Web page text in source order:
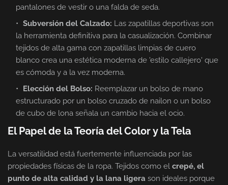
pantalones de vestir o una falda de seda.
Subversión del Calzado: Las zapatillas deportivas son
la herramienta definitiva para la casualización. Combinar
tejidos de alta gama con zapatillas limpias de cuero
blanco crea una estética moderna de 'estilo callejero' que
es cómoda y a la vez moderna.
Elección del Bolso: Reemplazar un bolso de mano
estructurado por un bolso cruzado de nailon o un bolso
de cubo de lona señala un cambio hacia el ocio.
El Papel de la Teoría del Color y la Tela
La versatilidad está fuertemente influenciada por las
propiedades físicas de la ropa. Tejidos como el crepé, el
punto de alta calidad y la lana ligera son ideales porque